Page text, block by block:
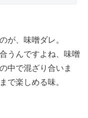
が、味噌ダレ。
うんですよね、味噌
中で混ざり合いま
で楽しめる味。